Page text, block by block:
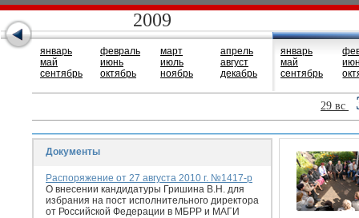
2009
январь
май
сентябрь
февраль
июнь
октябрь
март
июль
ноябрь
апрель
август
декабрь
январь
май
сентябрь
29 вс
Документы
Распоряжение от 27 августа 2010 г. №1417-р
О внесении кандидатуры Гришина В.Н. для
избрания на пост исполнительного директора
от Российской Федерации в МБРР и МАГИ